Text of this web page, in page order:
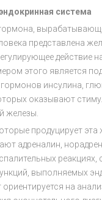
система
представлена
действие
этого является
инсулина,
оказывают
железы.
продуцирует
адреналин,
выполняемых
ориентируется на